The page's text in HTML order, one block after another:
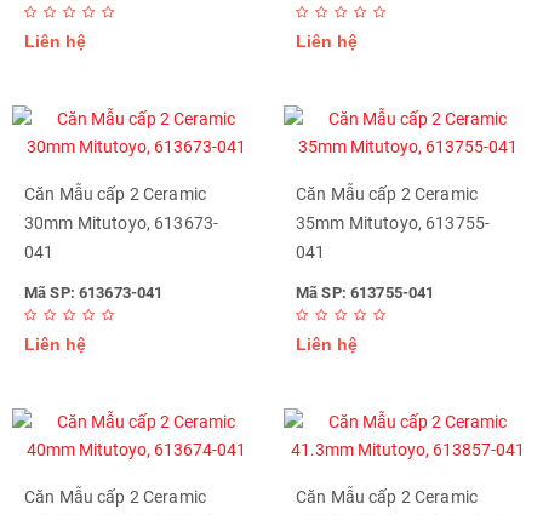
Liên hệ Liên hệ
Căn Mẫu cấp 2 Ceramic
30mm Mitutoyo, 613673-
041
Mã SP: 613673-041
Liên hệ
Căn Mẫu cấp 2 Ceramic
35mm Mitutoyo, 613755-
041
Mã SP: 613755-041
Liên hệ
Căn Mẫu cấp 2 Ceramic
Căn Mẫu cấp 2 Ceramic